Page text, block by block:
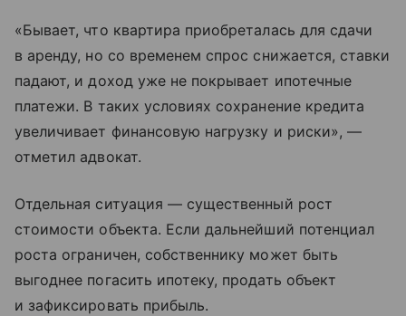
«Бывает, что квартира приобреталась для сдачи
в аренду, но со временем спрос снижается, ставки
падают, и доход уже не покрывает ипотечные
платежи. В таких условиях сохранение кредита
увеличивает финансовую нагрузку и риски», —
отметил адвокат.
Отдельная ситуация — существенный рост
стоимости объекта. Если дальнейший потенциал
роста ограничен, собственнику может быть
выгоднее погасить ипотеку, продать объект
и зафиксировать прибыль.